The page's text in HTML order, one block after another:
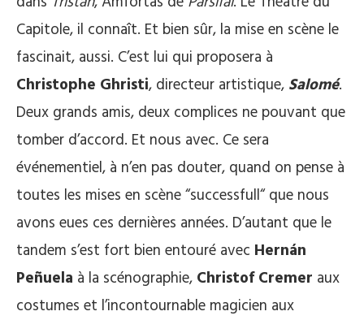
Capitole, il connaît. Et bien sûr, la mise en scène le
fascinait, aussi. C’est lui qui proposera à
Christophe Ghristi, directeur artistique, Salomé.
Deux grands amis, deux complices ne pouvant que
tomber d’accord. Et nous avec. Ce sera
événementiel, à n’en pas douter, quand on pense à
toutes les mises en scène “successfull“ que nous
avons eues ces dernières années. D’autant que le
tandem s’est fort bien entouré avec Hernán
Peñuela à la scénographie, Christof Cremer aux
costumes et l’incontournable magicien aux